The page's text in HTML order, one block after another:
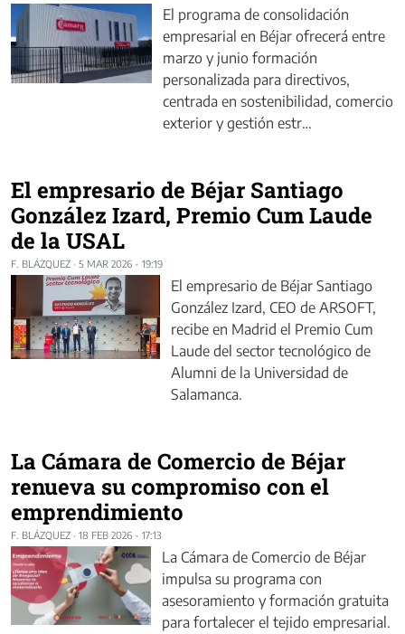
El programa de consolidación
empresarial en Béjar ofrecerá entre
marzo y junio formación
personalizada para directivos,
centrada en sostenibilidad, comercio
exterior y gestión estr…
El empresario de Béjar Santiago
González Izard, Premio Cum Laude
de la USAL
F. BLÁZQUEZ · 5 MAR 2026 - 19:19
El empresario de Béjar Santiago
González Izard, CEO de ARSOFT,
recibe en Madrid el Premio Cum
Laude del sector tecnológico de
Alumni de la Universidad de
Salamanca.
La Cámara de Comercio de Béjar
renueva su compromiso con el
emprendimiento
F. BLÁZQUEZ · 18 FEB 2026 - 17:13
La Cámara de Comercio de Béjar
impulsa su programa con
asesoramiento y formación gratuita
para fortalecer el tejido empresarial.